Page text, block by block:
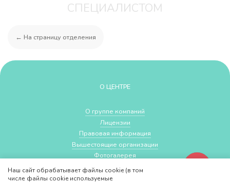
СПЕЦИАЛИСТОМ
← На страницу отделения
О ЦЕНТРЕ
О группе компаний
Лицензии
Правовая информация
Вышестоящие организации
Фотогалерея
Наши партнеры
Страховые компании
Наш сайт обрабатывает файлы cookie (в том
числе файлы cookie используемые